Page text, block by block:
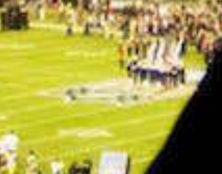
Zoveel aten
tijdens de
Bowl